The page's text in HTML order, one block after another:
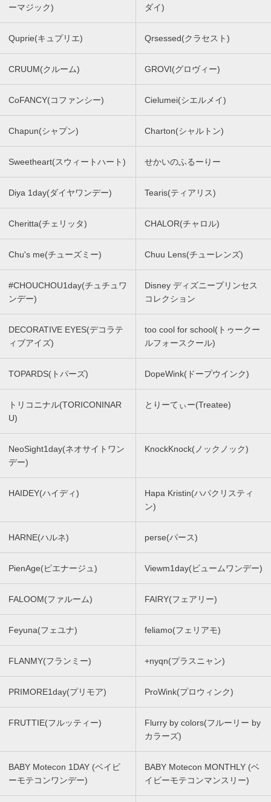
ーマジック)
ダイ)
Quprie(キュプリエ) Qrsessed(クラセスト)
CRUUM(クルーム) GROVI(グロヴィー)
CoFANCY(コファンシー) Cielumei(シエルメイ)
Chapun(シャプン) Charton(シャルトン)
Sweetheart(スウィートハート) せかいのふるーりー
Diya 1day(ダイヤワンデー) Tearis(ティアリス)
Cheritta(チェリッタ) CHALOR(チャロル)
Chu's me(チューズミー) Chuu Lens(チューレンズ)
#CHOUCHOU1day(チュチュワ
ンデー)
Disney ディズニープリンセス
コレクション
DECORATIVE EYES(デコラテ
ィブアイズ)
too cool for school(トゥークー
ルフォースクール)
TOPARDS(トパーズ) DopeWink(ドープウインク)
トリコニナル(TORICONINAR
U)
とりーてぃー(Treatee)
NeoSight1day(ネオサイトワン
デー)
KnockKnock(ノックノック)
HAIDEY(ハイディ)
Hapa Kristin(ハパクリスティ
ン)
HARNE(ハルネ) perse(パース)
PienAge(ピエナージュ) Viewm1day(ビュームワンデー)
FALOOM(ファルーム) FAIRY(フェアリー)
Feyuna(フェユナ) feliamo(フェリアモ)
FLANMY(フランミー) +nyqn(プラスニャン)
PRIMORE1day(プリモア) ProWink(プロウィンク)
FRUTTIE(フルッティー)
Flurry by colors(フルーリー by
カラーズ)
BABY Motecon 1DAY (ベイビ
ーモテコンワンデー)
BABY Motecon MONTHLY (ベ
イビーモテコンマンスリー)